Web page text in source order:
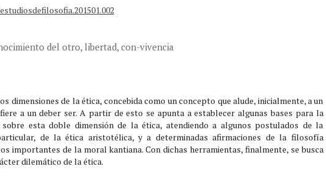
del otro, libertad, con-vivencia
dimensiones de la ética, concebida como un concepto que alude, inicialmente, a un
a un deber ser. A partir de esto se apunta a establecer algunas bases para la
esta doble dimensión de la ética, atendiendo a algunos postulados de la
de la ética aristotélica, y a determinadas afirmaciones de la filosofía
importantes de la moral kantiana. Con dichas herramientas, finalmente, se busca
dilemático de la ética.